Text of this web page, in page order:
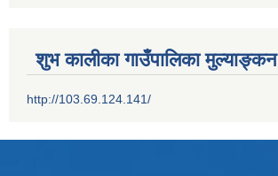
शुभ कालीका गाउँपालिका मुल्याङ्कन
http://103.69.124.141/